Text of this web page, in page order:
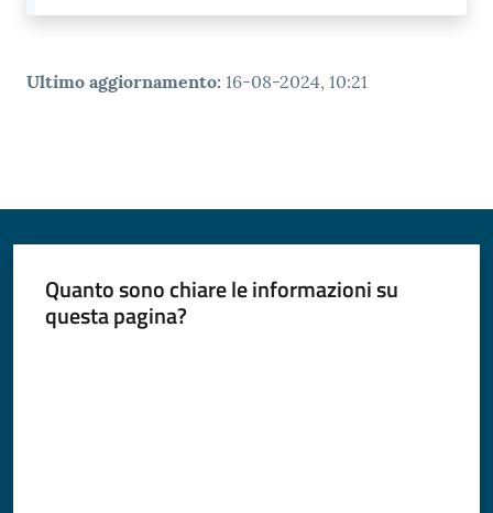
Ultimo aggiornamento: 16-08-2024, 10:21
Quanto sono chiare le informazioni su
questa pagina?